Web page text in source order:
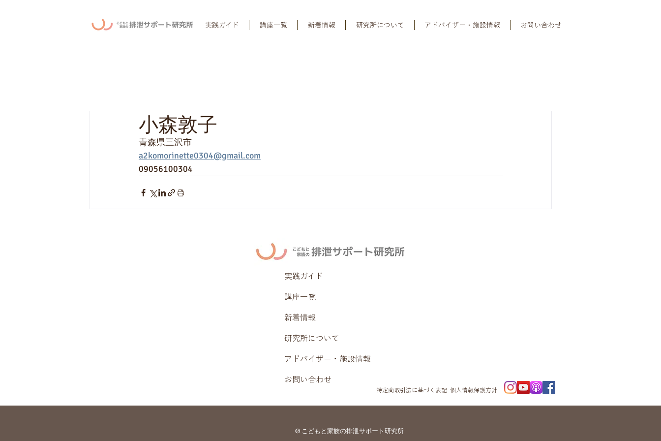
実践ガイド 講座一覧 新着情報 研究所について アドバイザー・施設情報 お問い合わせ
小森敦子
青森県三沢市
a2komorinette0304@gmail.com
09056100304
実践ガイド
講座一覧
新着情報
研究所について
アドバイザー・施設情報
お問い合わせ
特定商取引法に基づく表記 個人情報保護方針
© こどもと家族の排泄サポート研究所